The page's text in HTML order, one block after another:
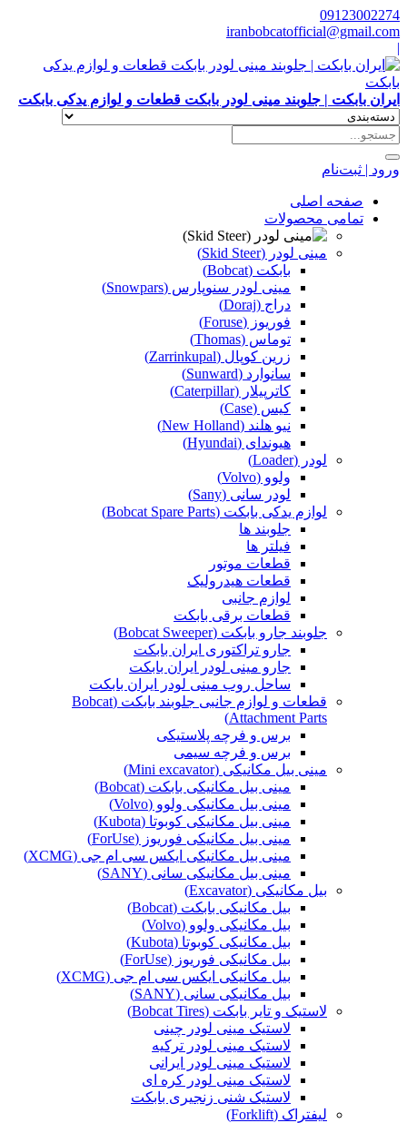
09123002274
iranbobcatofficial@gmail.com
|
ایران بابکت | جلوبند مینی لودر بابکت قطعات و لوازم یدکی بابکت
ورود | ثبت‌نام
صفحه اصلی
تمامی محصولات
مینی لودر (Skid Steer)
بابکت (Bobcat)
مینی لودر سنوپارس (Snowpars)
دراج (Doraj)
فوریوز (Foruse)
توماس (Thomas)
زرین کوپال (Zarrinkupal)
سانوارد (Sunward)
کاترپیلار (Caterpillar)
کیس (Case)
نیو هلند (New Holland)
هیوندای (Hyundai)
لودر (Loader)
ولوو (Volvo)
لودر سانی (Sany)
لوازم یدکی بابکت (Bobcat Spare Parts)
جلوبند ها
فیلتر ها
قطعات موتور
قطعات هیدرولیک
لوازم جانبی
قطعات برقی بابکت
جلوبند جارو بابکت (Bobcat Sweeper)
جارو تراکتوری ایران بابکت
جارو مینی لودر ایران بابکت
ساحل روب مینی لودر ایران بابکت
قطعات و لوازم جانبی جلوبند بابکت (Bobcat
Attachment Parts)
برس و فرچه پلاستیکی
برس و فرچه سیمی
مینی بیل مکانیکی (Mini excavator)
مینی بیل مکانیکی بابکت (Bobcat)
مینی بیل مکانیکی ولوو (Volvo)
مینی بیل مکانیکی کوبوتا (Kubota)
مینی بیل مکانیکی فوریوز (ForUse)
مینی بیل مکانیکی ایکس سی ام جی (XCMG)
مینی بیل مکانیکی سانی (SANY)
بیل مکانیکی (Excavator)
بیل مکانیکی بابکت (Bobcat)
بیل مکانیکی ولوو (Volvo)
بیل مکانیکی کوبوتا (Kubota)
بیل مکانیکی فوریوز (ForUse)
بیل مکانیکی ایکس سی ام جی (XCMG)
بیل مکانیکی سانی (SANY)
لاستیک و تایر بابکت (Bobcat Tires)
لاستیک مینی لودر چینی
لاستیک مینی لودر ترکیه
لاستیک مینی لودر ایرانی
لاستیک مینی لودر کره ای
لاستیک شنی زنجیری بابکت
لیفتراک (Forklift)